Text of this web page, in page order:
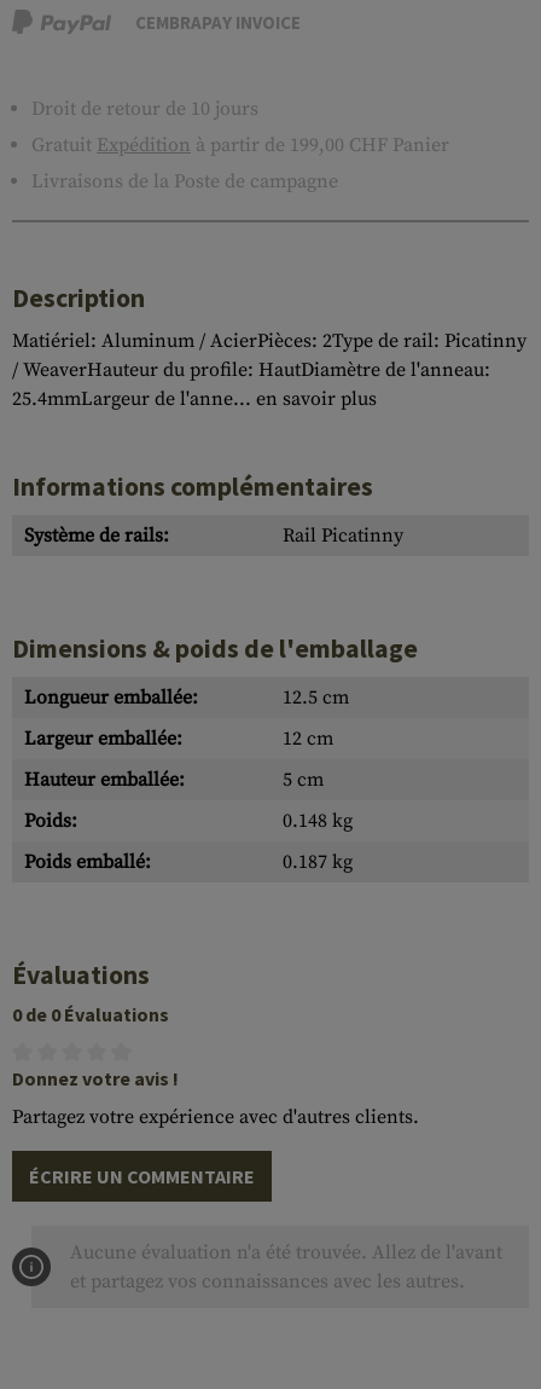
CEMBRAPAY INVOICE
Droit de retour de 10 jours
Gratuit Expédition à partir de 199,00 CHF Panier
Livraisons de la Poste de campagne
Description
Matiériel: Aluminum / AcierPièces: 2Type de rail: Picatinny
/ WeaverHauteur du profile: HautDiamètre de l'anneau:
25.4mmLargeur de l'anne... en savoir plus
Informations complémentaires
Système de rails: Rail Picatinny
Dimensions & poids de l'emballage
Longueur emballée:
12.5 cm
Largeur emballée:
12 cm
Hauteur emballée:
5 cm
Poids:
0.148 kg
Poids emballé:
0.187 kg
Évaluations
0 de 0 Évaluations
Donnez votre avis !
Partagez votre expérience avec d'autres clients.
ÉCRIRE UN COMMENTAIRE
Aucune évaluation n'a été trouvée. Allez de l'avant
et partagez vos connaissances avec les autres.